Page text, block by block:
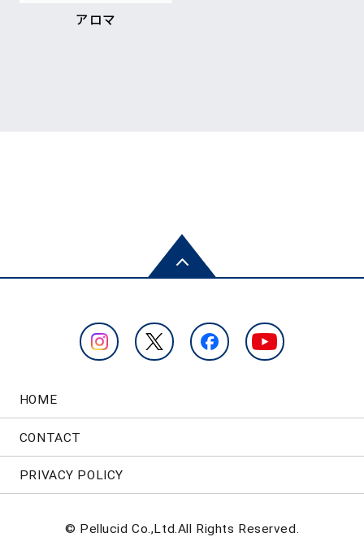
アロマ
HOME
CONTACT
PRIVACY POLICY
© Pellucid Co.,Ltd.All Rights Reserved.